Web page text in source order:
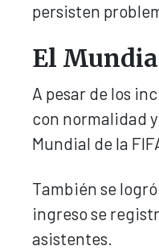
persisten
El
A pesar de los
con normalidad
Mundial de la
También se
ingreso se
asistentes.